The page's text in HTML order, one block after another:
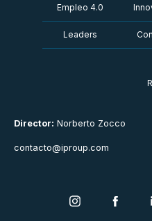
Director: Norberto Zocco
contacto@iproup.com
Empleo 4.0
Leaders